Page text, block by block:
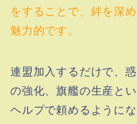
をすることで、絆を深
魅力的です。
連盟加入するだけで、
の強化、旗艦の生産と
ヘルプで頼めるようにな